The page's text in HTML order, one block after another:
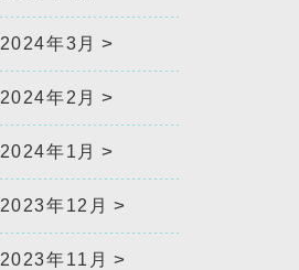
2024年3月
2024年2月
2024年1月
2023年12月
2023年11月